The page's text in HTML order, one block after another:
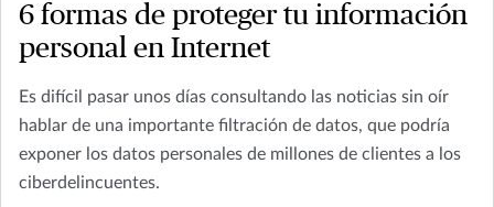
6 formas de proteger tu información
personal en Internet
Es difícil pasar unos días consultando las noticias sin oír
hablar de una importante filtración de datos, que podría
exponer los datos personales de millones de clientes a los
ciberdelincuentes.